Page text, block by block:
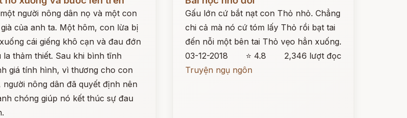
người nông dân nọ và một con
của anh ta. Một hôm, con lừa bị
cái giếng khô cạn và đau đớn
la thảm thiết. Sau khi bình tĩnh
giá tính hình, vì thương cho con
người nông dân đã quyết định nên
chóng giúp nó kết thúc sự đau
Gấu lớn cứ bắt nạt con Thỏ nhỏ. Chẳng
chi cả mà nó cứ tóm lấy Thỏ rồi bạt tai
đến nỗi một bên tai Thỏ vẹo hẳn xuống.
03-12-2018
⭐ 4.8
2,346 lượt đọc
Truyện ngụ ngôn